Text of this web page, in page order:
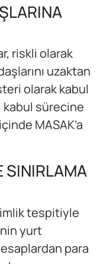
riskli olarak
uzaktan
olarak kabul
kabul sürecine
MASAK’a
SINIRLAMA
tespitiyle
yurt
para